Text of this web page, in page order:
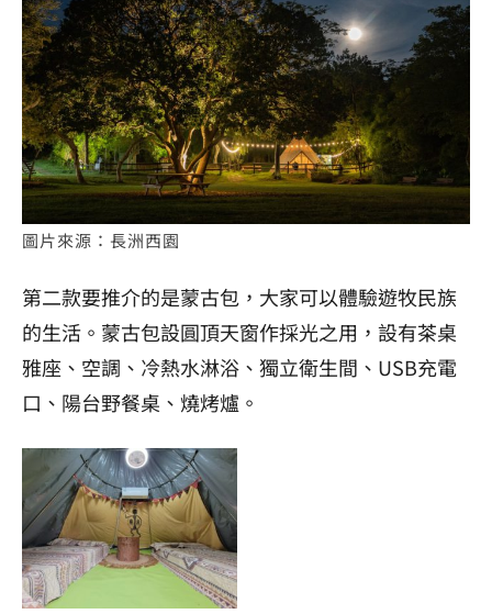
圖片來源：長洲西園
第二款要推介的是蒙古包，大家可以體驗遊牧民族
的生活。蒙古包設圓頂天窗作採光之用，設有茶桌
雅座、空調、冷熱水淋浴、獨立衛生間、USB充電
口、陽台野餐桌、燒烤爐。